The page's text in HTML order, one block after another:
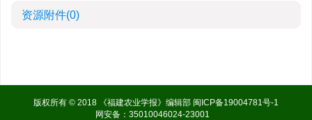
资源附件(0)
版权所有 © 2018 《福建农业学报》编辑部 闽ICP备19004781号-1
网安备：35010046024-23001